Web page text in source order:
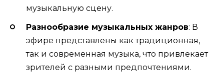
музыкальную сцену.
Разнообразие музыкальных жанров: В
эфире представлены как традиционная,
так и современная музыка, что привлекает
зрителей с разными предпочтениями.